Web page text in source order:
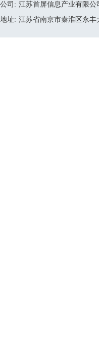
公司: 江苏首屏信息产业有限公
地址: 江苏省南京市秦淮区永丰